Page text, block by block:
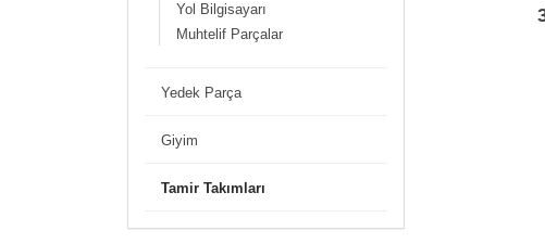
Yol Bilgisayarı
Muhtelif Parçalar
Yedek Parça
Giyim
Tamir Takımları